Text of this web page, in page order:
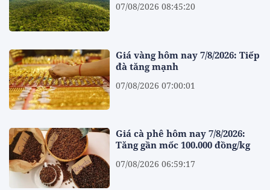
07/08/2026 08:45:20
Giá vàng hôm nay 7/8/2026: Tiếp
đà tăng mạnh
07/08/2026 07:00:01
Giá cà phê hôm nay 7/8/2026:
Tăng gần mốc 100.000 đồng/kg
07/08/2026 06:59:17